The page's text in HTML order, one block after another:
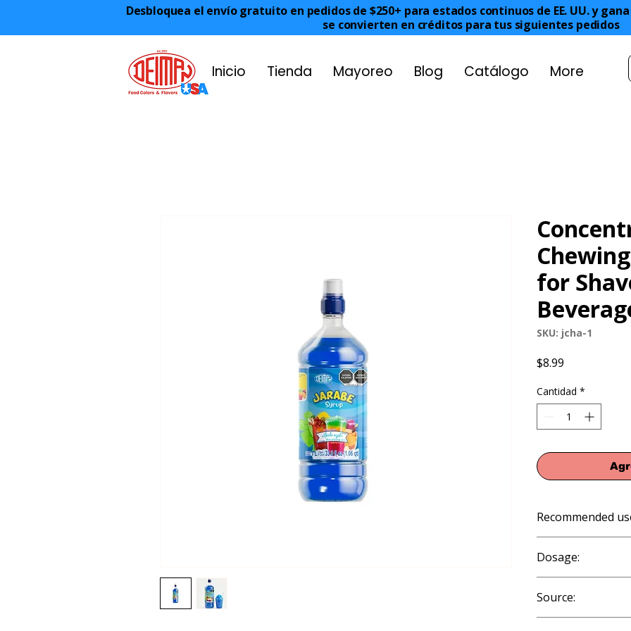
Desbloquea el envío gratuito en pedidos de $250+ para estados continuos de EE. UU. y
se convierten en créditos para tus siguientes pedidos
Inicio Tienda Mayoreo Blog Catálogo More
for
SKU: jcha-1
$8.99
Cantidad *
Recommended
Dosage:
Source: